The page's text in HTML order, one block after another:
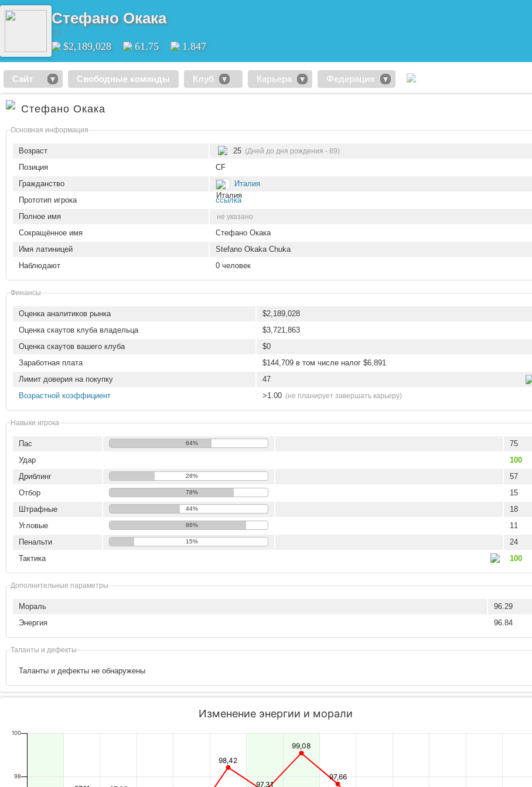
Стефано Окака
CF
$2,189,028 61.75 1.847
Сайт Свободные команды Клуб Карьера Федерация
Стефано Окака
Основная информация
Возраст 25 (Дней до дня рождения - 89)
Позиция
CF
Гражданство
Италия
Прототип игрока
ссылка
Полное имя
не указано
Сокращённое имя
Стефано Окака
Имя латиницей
Stefano Okaka Chuka
Наблюдают
0 человек
Финансы
Оценка аналитиков рынка
$2,189,028
Оценка скаутов клуба владельца
$3,721,863
Оценка скаутов вашего клуба
$0
Заработная плата
$144,709 в том числе налог $6,891
Лимит доверия на покупку
47
Возрастной коэффициент
>1.00 (не планирует завершать карьеру)
Навыки игрока
Пас 64%
75
Удар
100
Дриблинг
28%
57
Отбор
78%
15
Штрафные
44%
18
Угловые
86%
11
Пенальти
15%
24
Тактика
100
Дополнительные параметры
Мораль
96.29
Энергия
96.84
Таланты и дефекты
Таланты и дефекты не обнаружены
Изменение энергии и морали
98,42
97,31
99,08
97,66
98
100